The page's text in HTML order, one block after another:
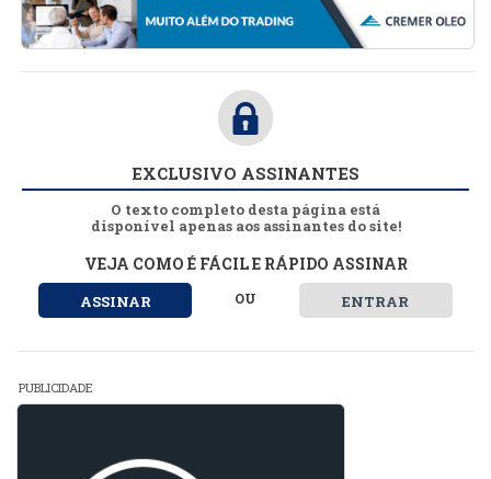
EXCLUSIVO ASSINANTES
O texto completo desta página está
disponível apenas aos assinantes do site!
VEJA COMO É FÁCIL E RÁPIDO ASSINAR
ASSINAR OU ENTRAR
PUBLICIDADE